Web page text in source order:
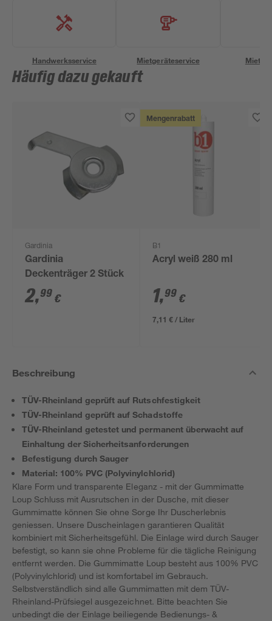
Handwerksservice Mietgeräteservice
Häufig dazu gekauft
Gardinia
Gardinia
Deckenträger 2 Stück
2,99 €
Mengenrabatt
B1
Acryl weiß 280 ml
1,99 €
7,11 € / Liter
Beschreibung
TÜV-Rheinland geprüft auf Rutschfestigkeit
TÜV-Rheinland geprüft auf Schadstoffe
TÜV-Rheinland getestet und permanent überwacht auf
Einhaltung der Sicherheitsanforderungen
Befestigung durch Sauger
Material: 100% PVC (Polyvinylchlorid)
Klare Form und transparente Eleganz - mit der Gummimatte
Loup Schluss mit Ausrutschen in der Dusche, mit dieser
Gummimatte können Sie ohne Sorge Ihr Duscherlebnis
geniessen. Unsere Duscheinlagen garantieren Qualität
kombiniert mit Sicherheitsgefühl. Die Einlage wird durch Sauger
befestigt, so kann sie ohne Probleme für die tägliche Reinigung
entfernt werden. Die Gummimatte Loup besteht aus 100% PVC
(Polyvinylchlorid) und ist komfortabel im Gebrauch.
Selbstverständlich sind alle Gummimatten mit dem TÜV-
Rheinland-Prüfsiegel ausgezeichnet. Bitte beachten Sie
unbedingt die der Einlage beiliegende Bedienungs- &